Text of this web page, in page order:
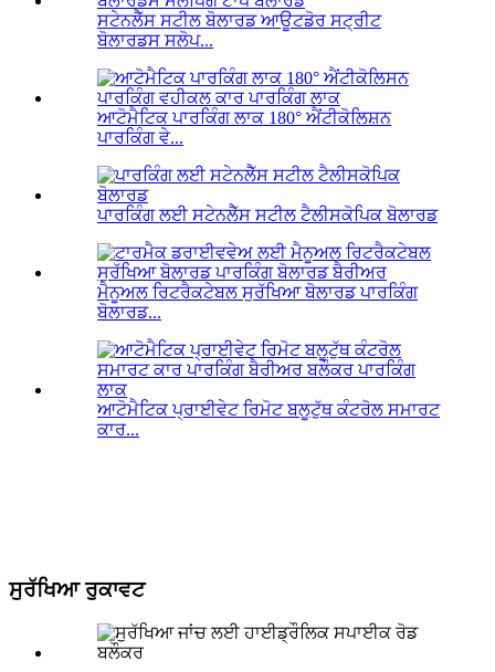
ਸਟੇਨਲੈੱਸ ਸਟੀਲ ਬੋਲਾਰਡ ਆਊਟਡੋਰ ਸਟ੍ਰੀਟ
ਬੋਲਾਰਡਸ ਸਲੋਪ...
ਆਟੋਮੈਟਿਕ ਪਾਰਕਿੰਗ ਲਾਕ 180° ਐਂਟੀਕੋਲਿਸ਼ਨ
ਪਾਰਕਿੰਗ ਵੇ...
ਪਾਰਕਿੰਗ ਲਈ ਸਟੇਨਲੈੱਸ ਸਟੀਲ ਟੈਲੀਸਕੋਪਿਕ ਬੋਲਾਰਡ
ਮੈਨੂਅਲ ਰਿਟਰੈਕਟੇਬਲ ਸੁਰੱਖਿਆ ਬੋਲਾਰਡ ਪਾਰਕਿੰਗ
ਬੋਲਾਰਡ...
ਆਟੋਮੈਟਿਕ ਪ੍ਰਾਈਵੇਟ ਰਿਮੋਟ ਬਲੂਟੁੱਥ ਕੰਟਰੋਲ ਸਮਾਰਟ
ਕਾਰ...
ਸੁਰੱਖਿਆ ਰੁਕਾਵਟ